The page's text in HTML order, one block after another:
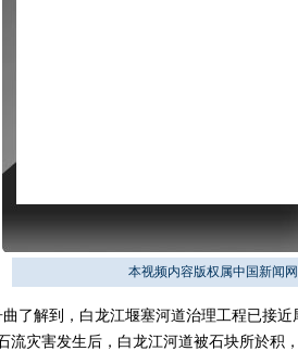
本视频内容版权属中国新闻
解到，白龙江堰塞河道治理工程已接近
灾害发生后，白龙江河道被石块所於积